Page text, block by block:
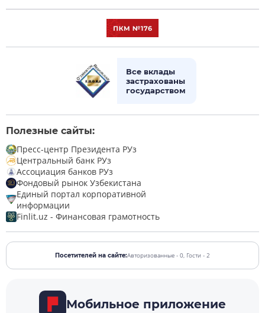
Все вклады
застрахованы
государством
Полезные сайты:
Пресс-центр Президента РУз
Центральный банк РУз
Ассоциация банков РУз
Фондовый рынок Узбекистана
Единый портал корпоративной
информации
Finlit.uz - Финансовая грамотность
Посетителей на сайте:Авторизованные - 0, Гости - 2
Мобильное приложение